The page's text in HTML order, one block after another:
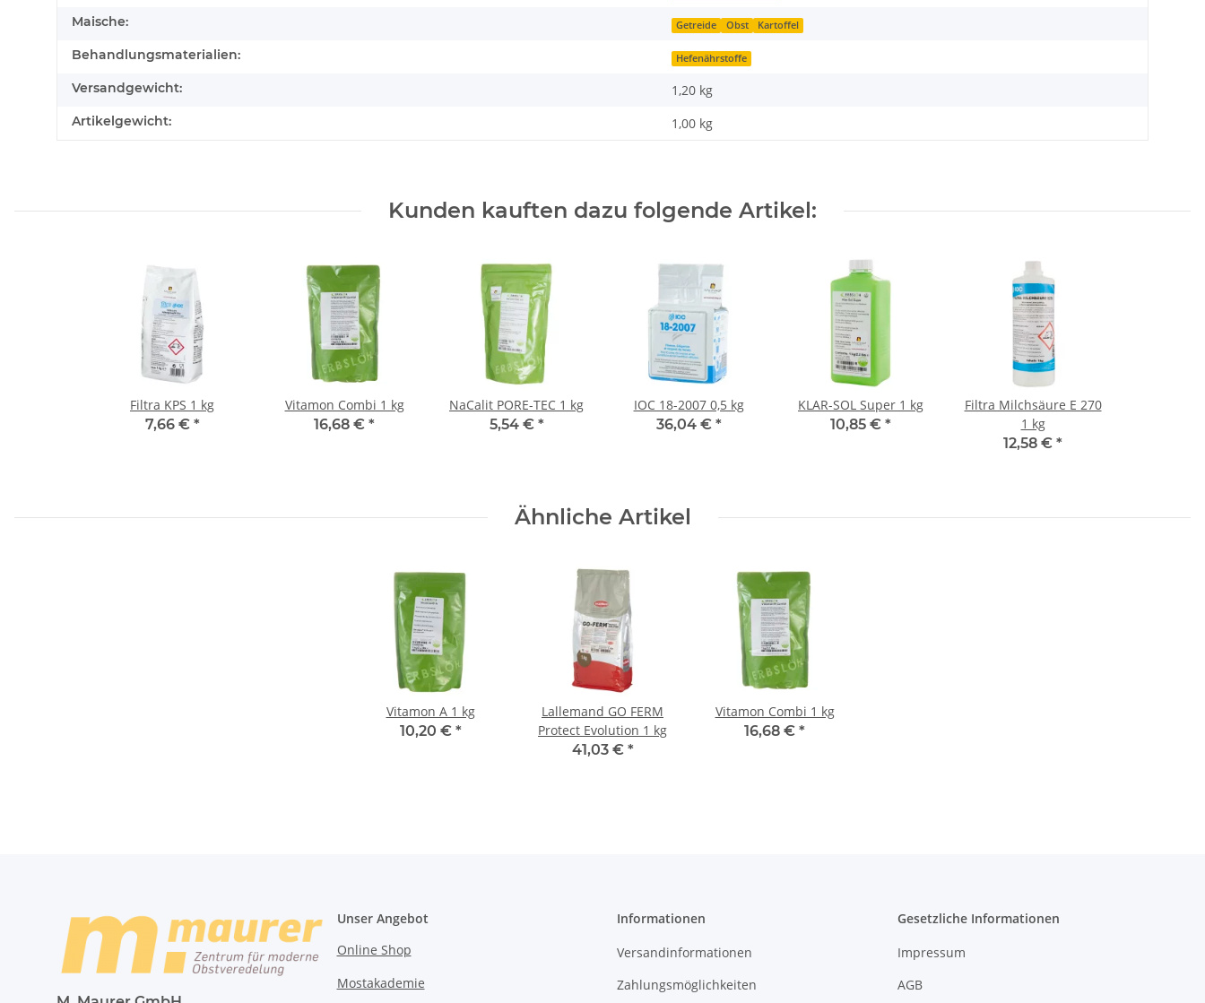
Maische: Getreide Obst Kartoffel
Behandlungsmaterialien: Hefenährstoffe
Versandgewicht: 1,20 kg
Artikelgewicht: 1,00 kg
Kunden kauften dazu folgende Artikel:
Filtra KPS 1 kg
7,66 € *
Vitamon Combi 1 kg
16,68 € *
NaCalit PORE-TEC 1 kg
5,54 € *
IOC 18-2007 0,5 kg
36,04 € *
KLAR-SOL Super 1 kg
10,85 € *
Filtra Milchsäure E 270
1 kg
12,58 € *
Ähnliche Artikel
Vitamon A 1 kg
10,20 € *
Lallemand GO FERM
Protect Evolution 1 kg
41,03 € *
Vitamon Combi 1 kg
16,68 € *
Unser Angebot
Online Shop
Mostakademie
Informationen
Versandinformationen
Zahlungsmöglichkeiten
Gesetzliche Informationen
Impressum
AGB